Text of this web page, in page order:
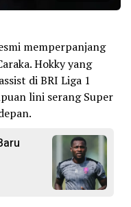
memperpanjang
Hokky yang
di BRI Liga 1
lini serang Super